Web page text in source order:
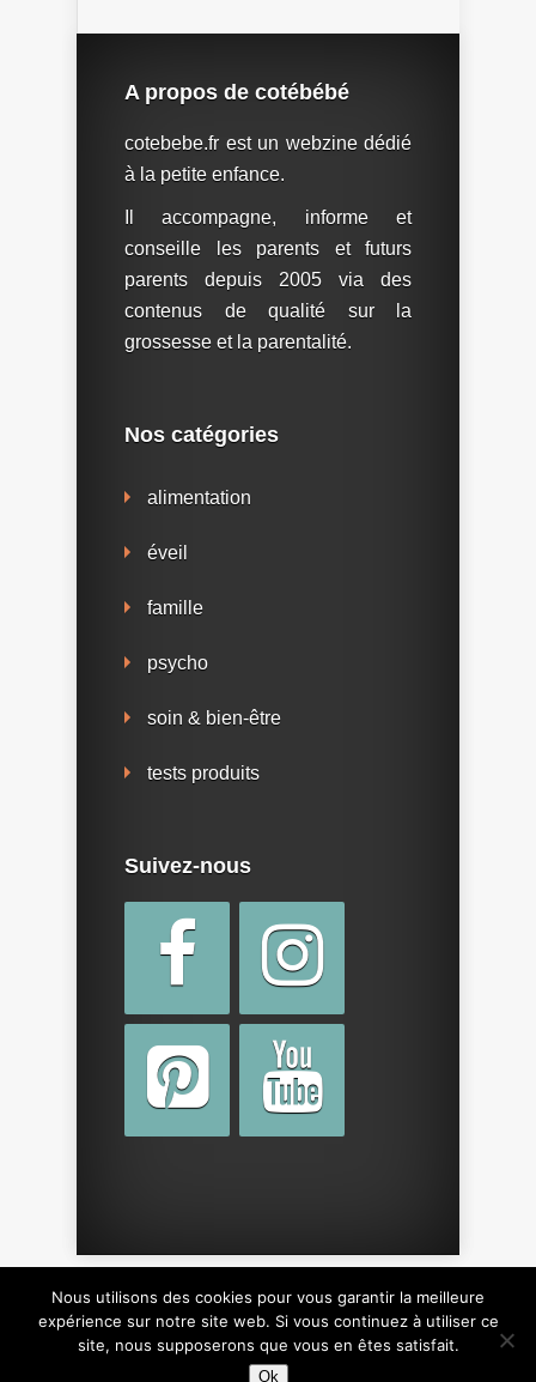
A propos de cotébébé
cotebebe.fr est un webzine dédié
à la petite enfance.
Il accompagne, informe et
conseille les parents et futurs
parents depuis 2005 via des
contenus de qualité sur la
grossesse et la parentalité.
Nos catégories
alimentation
éveil
famille
psycho
soin & bien-être
tests produits
Suivez-nous
Copyright © 2015 parcotebebe.fr. Tous droits
réservés, y compris sur le design du site.
Nous utilisons des cookies pour vous garantir la meilleure
expérience sur notre site web. Si vous continuez à utiliser ce
site, nous supposerons que vous en êtes satisfait.
Ok